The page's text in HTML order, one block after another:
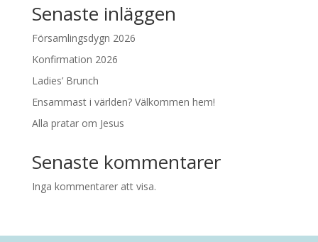
Senaste inläggen
Församlingsdygn 2026
Konfirmation 2026
Ladies’ Brunch
Ensammast i världen? Välkommen hem!
Alla pratar om Jesus
Senaste kommentarer
Inga kommentarer att visa.